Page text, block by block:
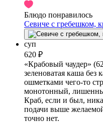
Блюдо понравилось
Севиче с гребешком,
суп
620 ₽
«Крабовый чаудер»
зеленоватая каша без
ошметками чего-то
монотонный,
Краб, если и был,
подачи выше
точно нет.